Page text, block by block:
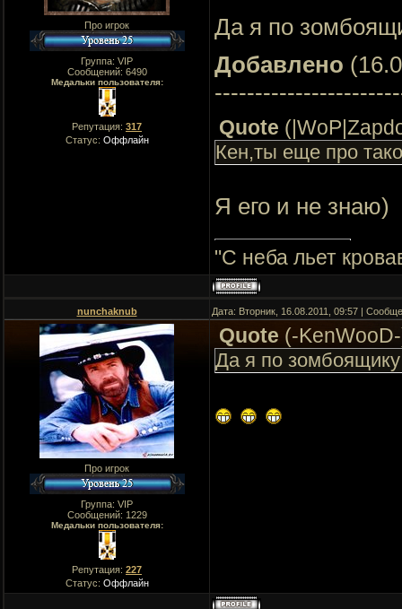
Про игрок
Группа: VIP
Сообщений: 6490
Медальки пользователя:
Репутация: 317
Статус: Оффлайн
Да я по
Добавлено
Quote (
Кен,ты еще про
Я его и не знаю)
"C неба льет
nunchaknub Дата: Вторник, 16.08.2011, 09:57 |
Про игрок
Группа: VIP
Сообщений: 1229
Медальки пользователя:
Репутация: 227
Статус: Оффлайн
Quote (-KenWooD-
Да я по